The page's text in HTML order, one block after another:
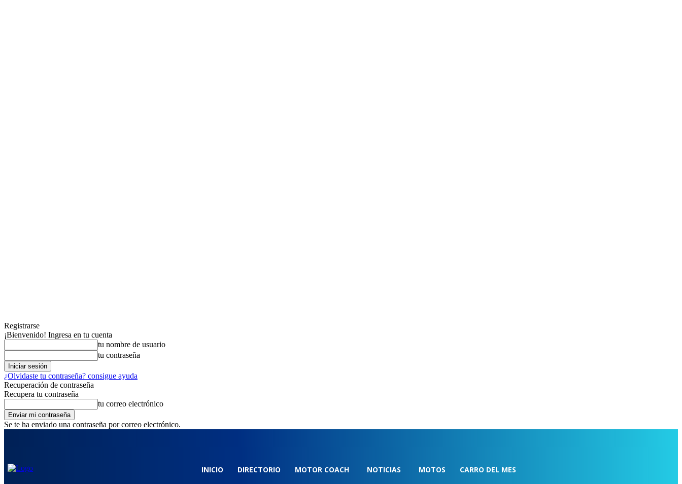
Registrarse
¡Bienvenido! Ingresa en tu cuenta
tu nombre de usuario
tu contraseña
¿Olvidaste tu contraseña? consigue ayuda
Recuperación de contraseña
Recupera tu contraseña
tu correo electrónico
Se te ha enviado una contraseña por correo electrónico.
INICIO DIRECTORIO MOTOR COACH NOTICIAS MOTOS CARRO DEL MES